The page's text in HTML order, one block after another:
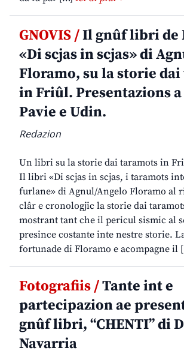
GNOVIS /Il gnûf libri de
«Di scjas in scjas» di
Floramo, su la storie
in Friûl. Presentazions
Pavie e Udin.
Redazion
Un libri su la storie dai taramots in
Il libri «Di scjas in scjas, i taramots
furlane» di Agnul/Angelo Floramo al
clâr e cronologjic la storie dai
mostrant tant che il pericul sismic al
presince costante inte nestre storie.
fortunade di Floramo e acompagne il
Fotografiis /Tante int e
partecipazion ae
gnûf libri, “CHENTI” di
Navarria